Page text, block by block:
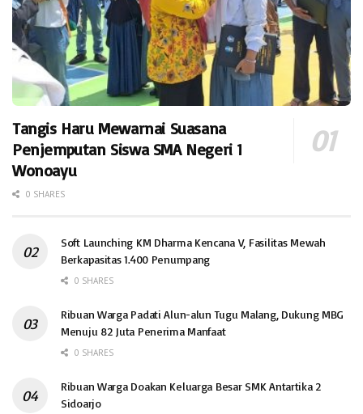
Tangis Haru Mewarnai Suasana
Penjemputan Siswa SMA Negeri 1
Wonoayu
0 SHARES
Soft Launching KM Dharma Kencana V, Fasilitas Mewah
Berkapasitas 1.400 Penumpang
0 SHARES
Ribuan Warga Padati Alun-alun Tugu Malang, Dukung MBG
Menuju 82 Juta Penerima Manfaat
0 SHARES
Ribuan Warga Doakan Keluarga Besar SMK Antartika 2
Sidoarjo